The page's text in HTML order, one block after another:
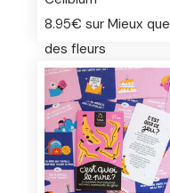
8.95€ sur Mieux que
des fleurs